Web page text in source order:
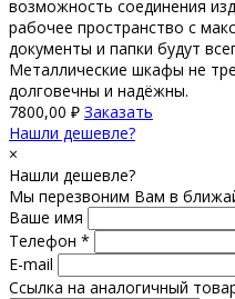
возможность соединения
рабочее пространство с
документы и папки будут
Металлические шкафы не
долговечны и надёжны.
7800,00 ₽ Заказать
Нашли дешевле?
×
Нашли дешевле?
Мы перезвоним Вам в
Ваше имя
Телефон *
E-mail
Ссылка на аналогичный